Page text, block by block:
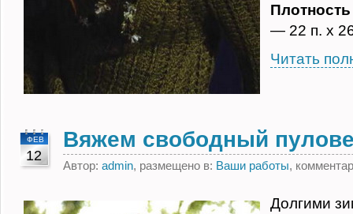
— 22 п. х
Читать
ФЕВ
12
Вяжем свободный
Автор: admin, размещено в: Ваши работы,
Долгими